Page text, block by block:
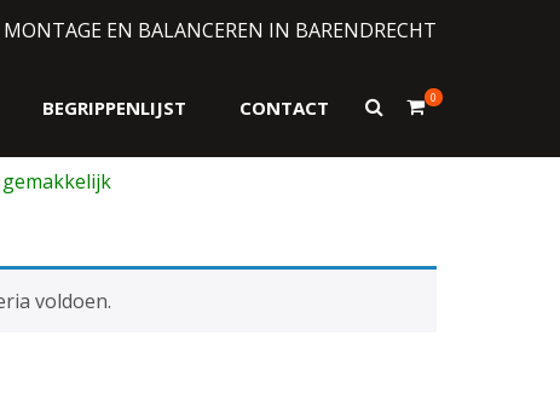
EN BALANCEREN IN BARENDRECHT
BEGRIPPENLIJST CONTACT
Toon
0
voldoen.